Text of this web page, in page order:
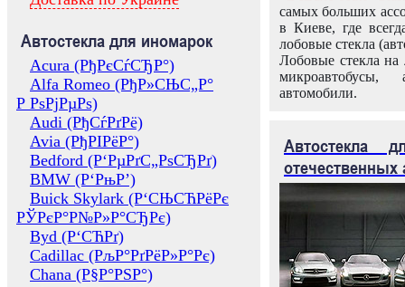
Автостекла для иномарок
Acura (РђРєСѓСЂР°)
Alfa Romeo (РђР»СЊС„Р°
Р РѕРјРµРѕ)
Audi (РђСѓРґРё)
Avia (РђРІРёР°)
Bedford (Р‘РµРґС„РѕСЂРґ)
BMW (Р‘РњР’)
Buick Skylark (Р‘СЊСЋРёРє
РЎРєР°Р№Р»Р°СЂРє)
Byd (Р‘СЋРґ)
Cadillac (РљР°РґРёР»Р°Рє)
Chana (Р§Р°РЅР°)
самых больших
в Киеве, где
лобовые стекла
Лобовые стекла на
микроавтобусы,
автомобили.
Автостекла
отечественных